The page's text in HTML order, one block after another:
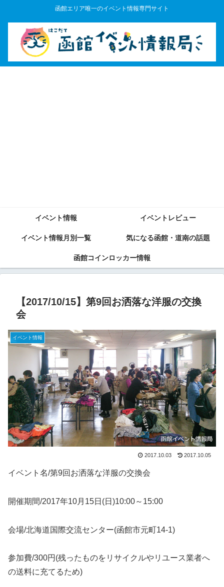
函館エリア唯一のイベント情報専門サイト
イベント情報 イベントレビュー
イベント情報月別一覧 気になる函館・道南の話題
函館コインロッカー情報
【2017/10/15】第9回お洒落な洋服の交換
会
イベント情報
2017.10.03 2017.10.05
イベント名/第9回お洒落な洋服の交換会
開催期間/2017年10月15日(日)10:00～15:00
会場/北海道国際交流センター(函館市元町14-1)
参加費/300円(残ったものをリサイクルやリユース業者へ
の送料に充てるため)